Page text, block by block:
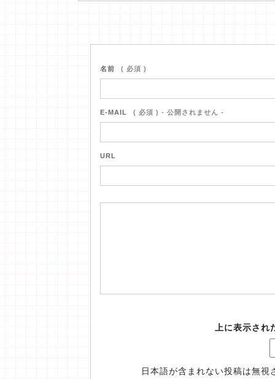
名前 ( 必須 )
E-MAIL ( 必須 ) - 公開されません -
URL
上に表示さ
日本語が含まれない投稿は無